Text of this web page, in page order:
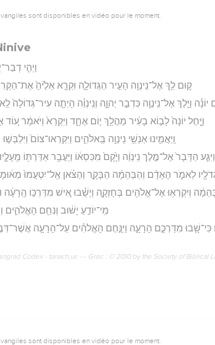
sont disponibles en vidéo pour le moment.
וַיְהִ֧י
ק֛וּם לֵ֥ךְ אֶל־נִֽינְוֵ֖ה הָעִ֣יר הַגְּדוֹלָ֑ה וִּקְרָ֤א אֵלֶ֙יהָ֙
יוֹנָ֗ה וַיֵּ֛לֶךְ אֶל־נִֽינְוֶ֖ה כִּדְבַ֣ר יְהוָ֑ה וְנִֽינְוֵ֗ה הָיְתָ֤ה
וַיָּ֤חֶל יוֹנָה֙ לָב֣וֹא בָעִ֔יר מַהֲלַ֖ךְ י֣וֹם אֶחָ֑ד וַיִּקְרָא֙ וַיֹּאמַ֔ר ע֚וֹד
וַֽיַּאֲמִ֛ינוּ אַנְשֵׁ֥י נִֽינְוֵ֖ה בֵּֽאלֹהִ֑ים וַיִּקְרְאוּ־צוֹם֙
וַיִּגַּ֤ע הַדָּבָר֙ אֶל־מֶ֣לֶך נִֽינְוֵ֔ה וַיָּ֙קָם֙ מִכִּסְא֔וֹ וַיַּעֲבֵ֥ר אַדַּרְתּ֖וֹ
לֵאמֹ֑ר הָאָדָ֨ם וְהַבְּהֵמָ֜ה הַבָּקָ֣ר וְהַצֹּ֗אן אַֽל־יִטְעֲמוּ֙
וְיִקְרְא֥וּ אֶל־אֱלֹהִ֖ים בְּחָזְקָ֑ה וְיָשֻׁ֗בוּ אִ֚ישׁ מִדַּרְכּ֣וֹ
מִֽי־יוֹדֵ֣עַ יָשׁ֔וּב וְנִחַ֖ם הָאֱלֹהִ֑ים
מִדַּרְכָּ֣ם הָרָעָ֑ה וַיִּנָּ֣חֶם הָאֱלֹהִ֗ים עַל־הָרָעָ֛ה
Codex - tanach.us --- Grec : © 2010 by the Society of Biblical
sont disponibles en vidéo pour le moment.